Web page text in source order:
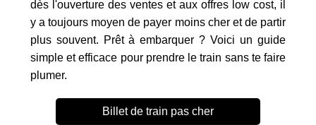
dès l'ouverture des ventes et aux offres low cost, il
y a toujours moyen de payer moins cher et de partir
plus souvent. Prêt à embarquer ? Voici un guide
simple et efficace pour prendre le train sans te faire
plumer.
Billet de train pas cher